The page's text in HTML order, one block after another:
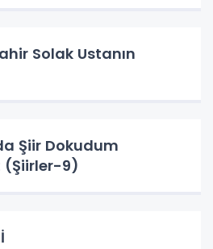
Solak Ustanın
Şiir Dokudum
(Şiirler-9)